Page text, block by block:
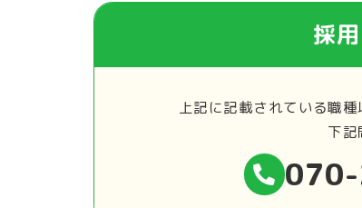
採
上記に記載されている職
下記